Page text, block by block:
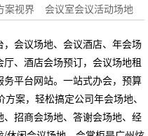
案视界 会议室会议活动场地
会议场地、会议酒店、年会场
、酒店会场预订，会议场地租
平台网站。一站式办会，预算
案，轻松搞定公司年会场地、
招商会场地、答谢会场地、经